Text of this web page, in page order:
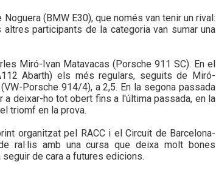
(BMW E30), que només van tenir un rival:
altres participants de la categoria van sumar una
Miró-Ivan Matavacas (Porsche 911 SC). En el
Abarth) els més regulars, seguits de Miró-
Porsche 914/4), a 2,5. En la segona passada
deixar-ho tot obert fins a l'última passada, en la
triomf en la prova.
organitzat pel RACC i el Circuit de Barcelona-
ral·lis amb una cursa que deixa molt bones
de cara a futures edicions.